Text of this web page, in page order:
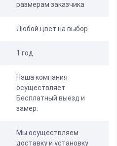
размерам заказчика
Любой цвет на выбор
1 год
Наша компания
осуществляет
Бесплатный выезд и
замер.
Мы осуществляем
доставку и установку